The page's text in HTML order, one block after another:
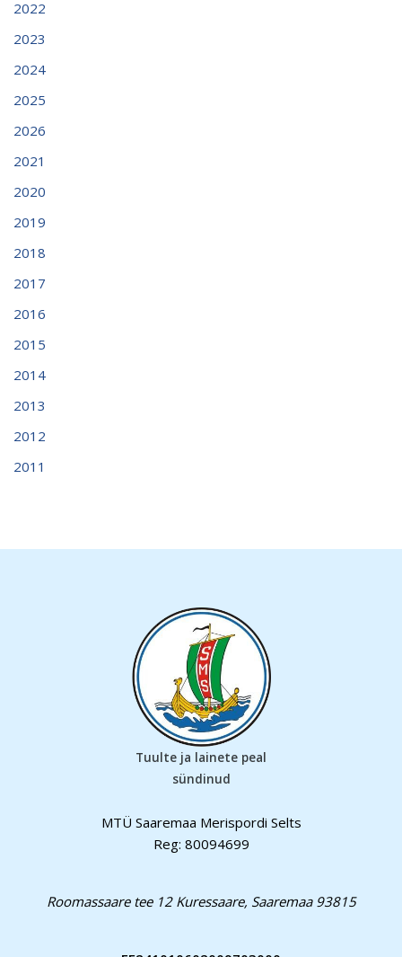
2022
2023
2024
2025
2026
2021
2020
2019
2018
2017
2016
2015
2014
2013
2012
2011
Tuulte ja lainete peal
sündinud
MTÜ Saaremaa Merispordi Selts
Reg: 80094699
Roomassaare tee 12 Kuressaare, Saaremaa 93815